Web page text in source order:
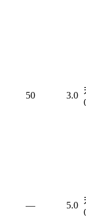
50 3.0
— 5.0